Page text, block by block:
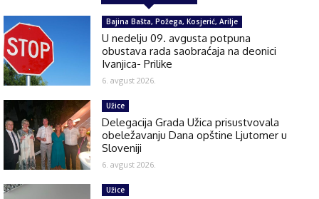
Bajina Bašta, Požega, Kosjerić, Arilje
U nedelju 09. avgusta potpuna
obustava rada saobraćaja na deonici
Ivanjica- Prilike
6. avgust 2026.
Užice
Delegacija Grada Užica prisustvovala
obeležavanju Dana opštine Ljutomer u
Sloveniji
6. avgust 2026.
Užice